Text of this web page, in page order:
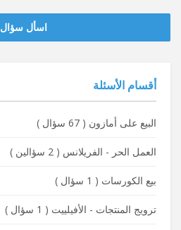
‫‫اسأل سؤال
أقسام الأسئلة
البيع على أمازون ( 67 سؤال )
العمل الحر - الفريلانس ( 2 سؤالين )
بيع الكورسات ( 1 سؤال )
ترويج المنتجات - الأفيلييت ( 1 سؤال )